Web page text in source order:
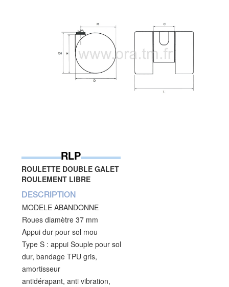
RLP
ROULETTE DOUBLE GALET
ROULEMENT LIBRE
DESCRIPTION
MODELE ABANDONNE
Roues diamètre 37 mm
Appui dur pour sol mou
Type S : appui Souple pour sol
dur, bandage TPU gris,
amortisseur
antidérapant, anti vibration,